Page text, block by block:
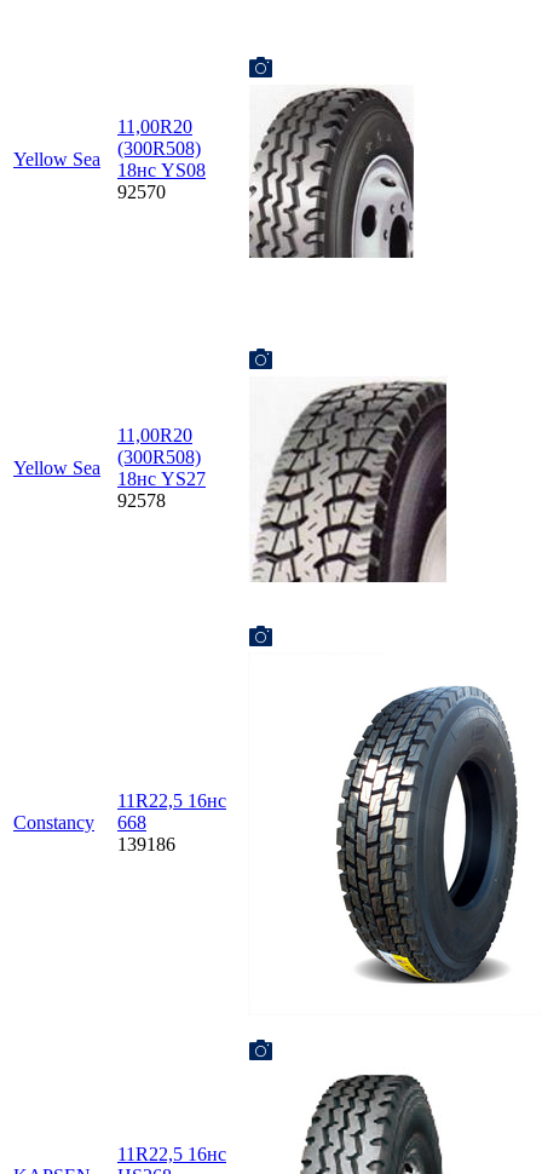
Yellow Sea
11,00R20
(300R508)
18нс YS08
92570
Yellow Sea
11,00R20
(300R508)
18нс YS27
92578
Constancy
11R22,5 16нc
668
139186
11R22,5 16нc